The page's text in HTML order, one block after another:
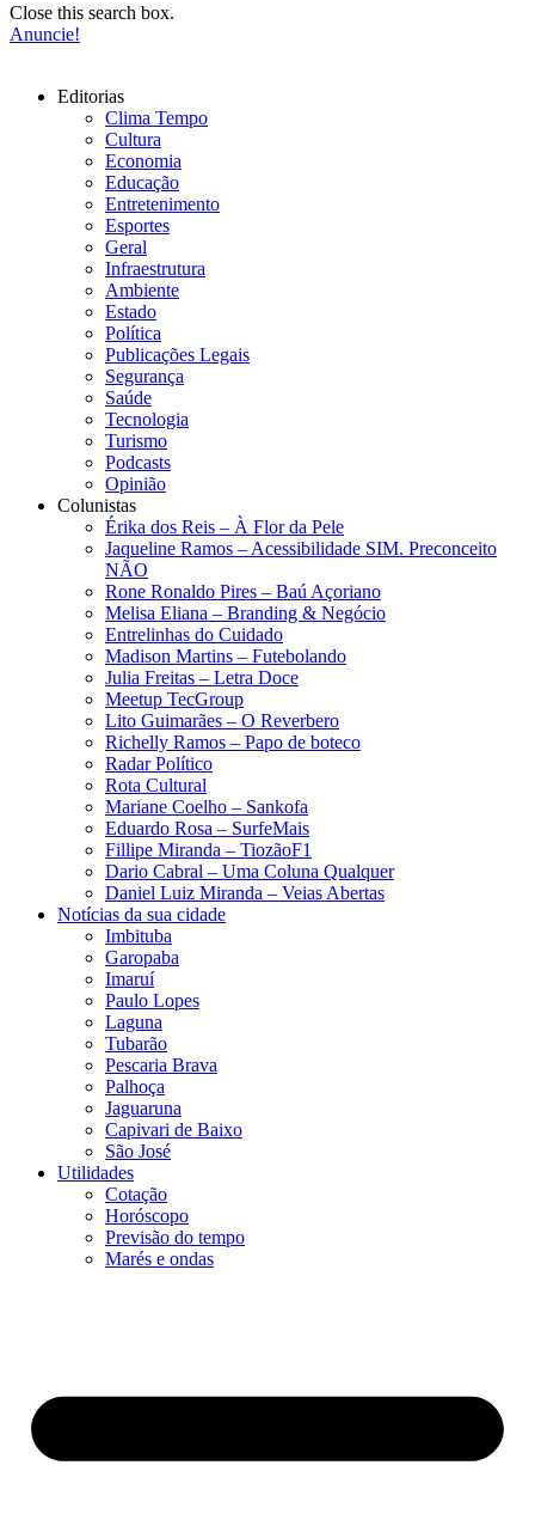
Close this search box.
Anuncie!
Editorias
Clima Tempo
Cultura
Economia
Educação
Entretenimento
Esportes
Geral
Infraestrutura
Ambiente
Estado
Política
Publicações Legais
Segurança
Saúde
Tecnologia
Turismo
Podcasts
Opinião
Colunistas
Érika dos Reis​ – À Flor da Pele
Jaqueline Ramos – Acessibilidade SIM. Preconceito
NÃO
Rone Ronaldo Pires – Baú Açoriano
Melisa Eliana – Branding & Negócio
Entrelinhas do Cuidado
Madison Martins – Futebolando
Julia Freitas​ – Letra Doce
Meetup TecGroup
Lito Guimarães – O Reverbero
Richelly Ramos​ – Papo de boteco
Radar Político
Rota Cultural
Mariane Coelho – Sankofa
Eduardo Rosa​ – SurfeMais
Fillipe Miranda – TiozãoF1
Dario Cabral – Uma Coluna Qualquer
Daniel Luiz Miranda – Veias Abertas
Notícias da sua cidade
Imbituba
Garopaba
Imaruí
Paulo Lopes
Laguna
Tubarão
Pescaria Brava
Palhoça
Jaguaruna
Capivari de Baixo
São José
Utilidades
Cotação
Horóscopo
Previsão do tempo
Marés e ondas